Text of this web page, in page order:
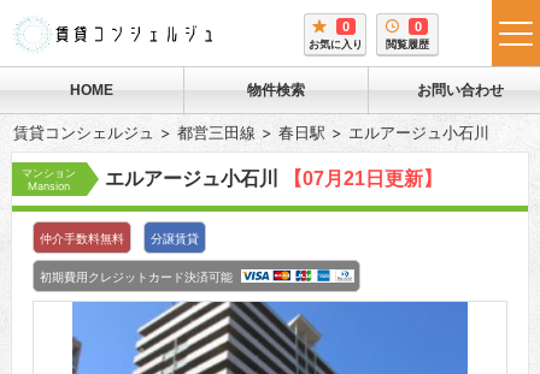
0
お気に入り
0
閲覧履歴
HOME 物件検索 お問い合わせ
賃貸コンシェルジュ 都営三田線 春日駅 エルアージュ小石川
マンション
Mansion
エルアージュ小石川 【07月21日更新】
仲介手数料無料 分譲賃貸
初期費用クレジットカード決済可能